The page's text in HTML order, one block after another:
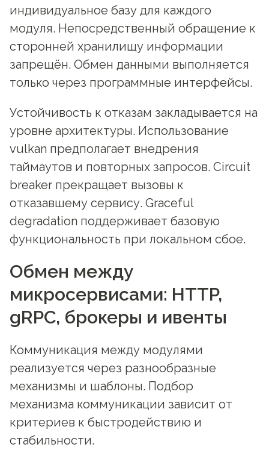
индивидуальное базу для каждого
модуля. Непосредственный обращение к
сторонней хранилищу информации
запрещён. Обмен данными выполняется
только через программные интерфейсы.
Устойчивость к отказам закладывается на
уровне архитектуры. Использование
vulkan предполагает внедрения
таймаутов и повторных запросов. Circuit
breaker прекращает вызовы к
отказавшему сервису. Graceful
degradation поддерживает базовую
функциональность при локальном сбое.
Обмен между
микросервисами: HTTP,
gRPC, брокеры и ивенты
Коммуникация между модулями
реализуется через разнообразные
механизмы и шаблоны. Подбор
механизма коммуникации зависит от
критериев к быстродействию и
стабильности.